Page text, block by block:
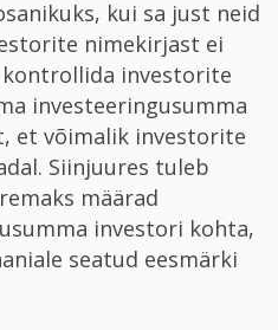
kui sa just neid
nimekirjast ei
kontrollida investorite
investeeringusumma
et võimalik investorite
Siinjuures tuleb
määrad
investori kohta,
seatud eesmärki